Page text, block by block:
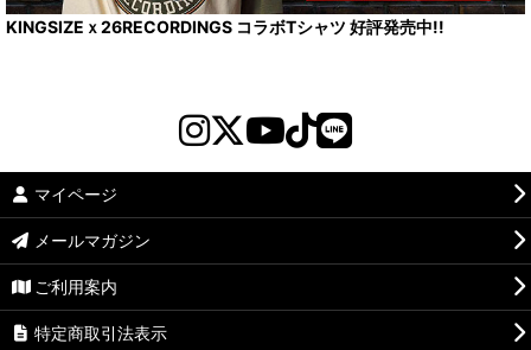
KINGSIZEｘ26RECORDINGS コラボTシャツ 好評発売中!!
マイページ
メールマガジン
ご利用案内
特定商取引法表示